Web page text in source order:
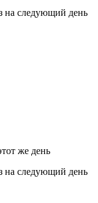
на следующий день
же день
на следующий день